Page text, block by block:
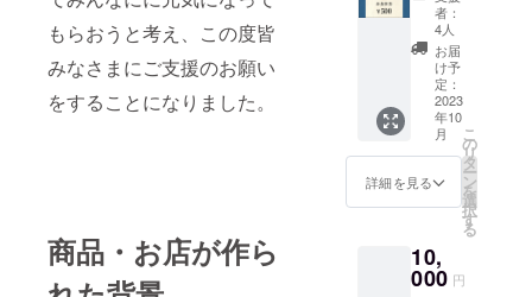
もらおうと考え、この度皆
みなさまにご支援のお願い
をすることになりました。
商品・お店が作ら
お食事
券をお
届けい
たしま
す。 有
効期
限 1年
者：
4人
お届
け予
定：
2023
年10
月
詳細を見る
こ
の
リ
タ
ー
ン
を
選
択
す
る
10,
000 円